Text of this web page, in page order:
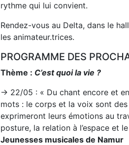
rythme qui lui convient.
Rendez-vous au Delta, dans le
les animateur.trices.
PROGRAMME DES
Thème : C’est quoi la vie ?
→ 22/05 : « Du chant encore et
mots : le corps et la voix sont
exprimeront leurs émotions au
posture, la relation à l’espace et
Jeunesses musicales de Namur